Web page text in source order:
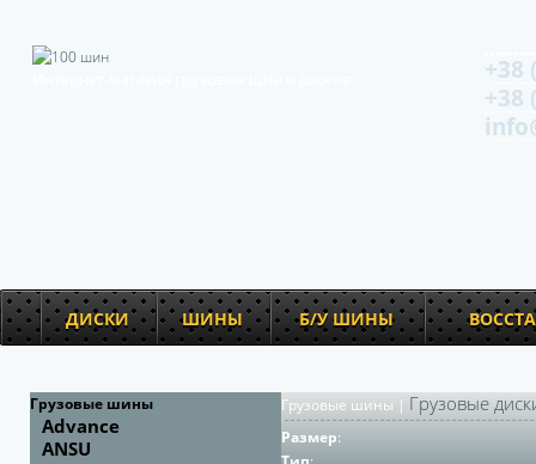
+38
+38
ДИСКИ ШИНЫ Б/У ШИНЫ
Грузовые шины
Advance
ANSU
Грузовые шины | Грузовые
Размер: